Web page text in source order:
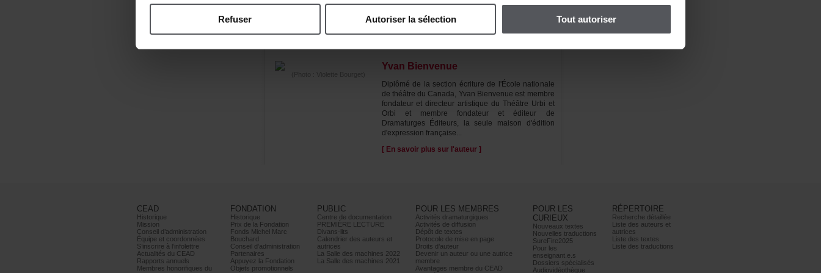
Refuser Autoriserlasélection Toutautoriser
ÀPROPOSDE(S)L'AUTEUR(S)
(Photo:VioletteBourget)
YvanBienvenue
Diplômédelasectionécrituredel'Écolenationale
dethéâtreduCanada,YvanBienvenueestmembre
fondateuretdirecteurartistiqueduThéâtreUrbiet
Orbietmembrefondateuretéditeurde
DramaturgesÉditeurs,laseulemaisond'édition
d'expressionfrançaise...
[Ensavoirplussurl'auteur]
CEAD
Historique
Mission
Conseild’administration
Équipeetcoordonnées
S’inscrireàl’infolettre
ActualitésduCEAD
Rapportsannuels
Membreshonorifiquesdu
FONDATION
Historique
PrixdelaFondation
FondsMichelMarc
Bouchard
Conseild’administration
Partenaires
AppuyezlaFondation
Objetspromotionnels
PUBLIC
Centrededocumentation
PREMIÈRELECTURE
Divans-lits
Calendrierdesauteurset
autrices
LaSalledesmachines2022
LaSalledesmachines2021
POURLESMEMBRES
Activitésdramaturgiques
Activitésdediffusion
Dépôtdetextes
Protocoledemiseenpage
Droitsd’auteur
Devenirunauteurouuneautrice
membre
AvantagesmembreduCEAD
POURLES
CURIEUX
Nouveauxtextes
Nouvellestraductions
SureFire2025
Pourles
enseignant.e.s
Dossiersspécialisés
Audiovidéothèque
RÉPERTOIRE
Recherchedétaillée
Listedesauteurset
autrices
Listedestextes
Listedestraductions